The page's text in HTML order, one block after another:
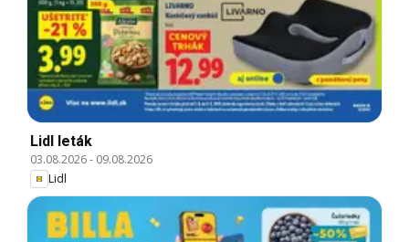
Lidl leták
03.08.2026- 09.08.2026
Lidl